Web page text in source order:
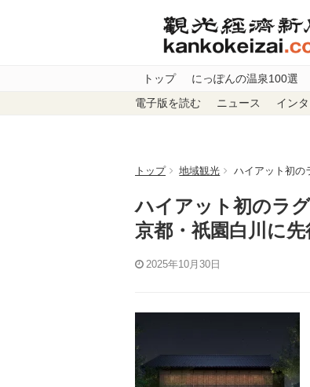
トップ にっぽんの温泉100選
電子版を読む ニュース イン
トップ 地域観光 ハイアット初の
ハイアット初のラ
京都・祇園白川に
2025年10月30日